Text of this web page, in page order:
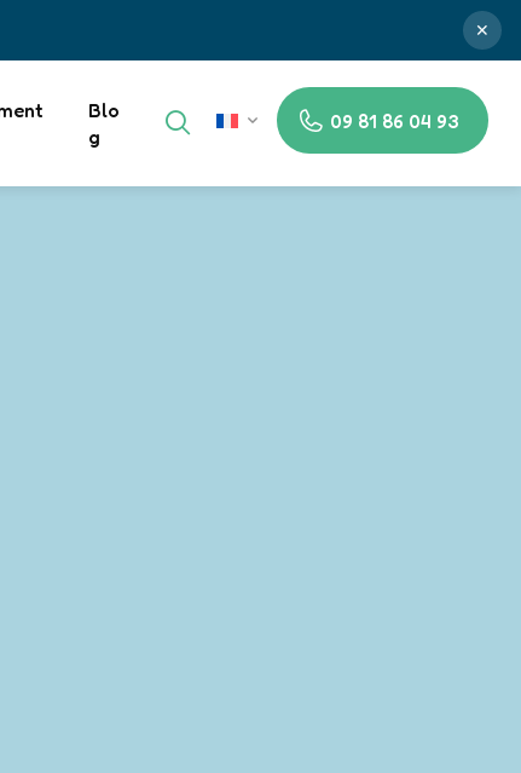
✕
FR 09 81 86 04 93
Blo
g